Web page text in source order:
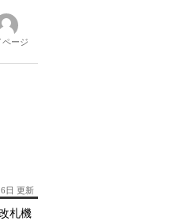
ページ
日 更新
札機